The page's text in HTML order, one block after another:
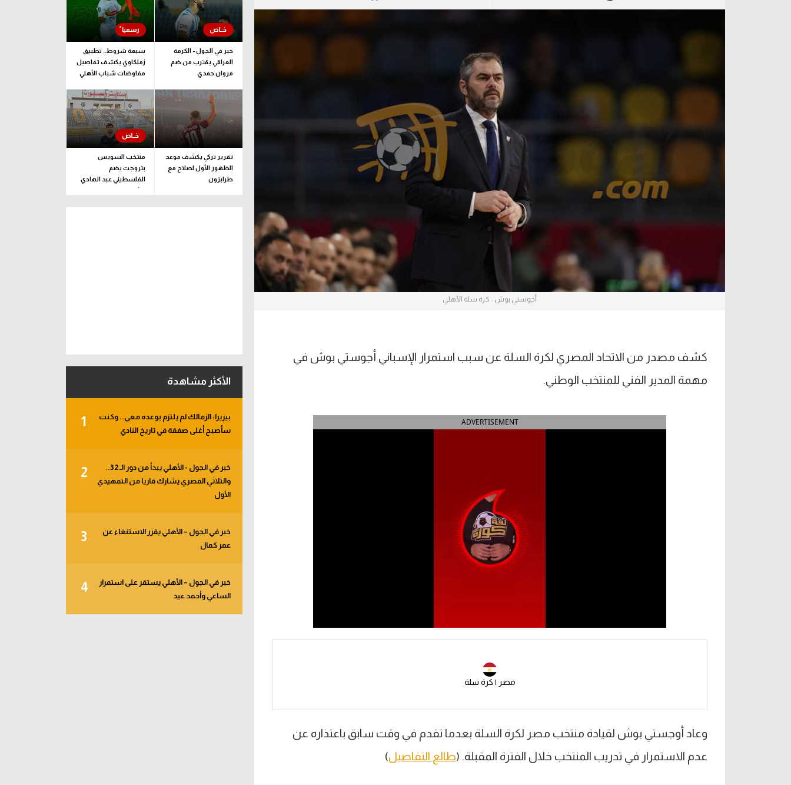
دوري أبطال إفريقيا
آسيا
أجوستي بوش - كرة سلة الأهلي
كشف مصدر من الاتحاد المصري لكرة السلة عن سبب استمرار الإسباني أجوستي بوش في
مهمة المدير الفني للمنتخب الوطني.
ADVERTISEMENT
مصر | كرة سلة
وعاد أوجستي بوش لقيادة منتخب مصر لكرة السلة بعدما تقدم في وقت سابق باعتذاره عن
عدم الاستمرار في تدريب المنتخب خلال الفترة المقبلة. (طالع التفاصيل)
خبر في الجول - الكرمة
العراقي يقترب من ضم
مروان حمدي
سبعة شروط.. تطبيق
زملكاوي يكشف تفاصيل
مفاوضات شباب الأهلي
تقرير تركي يكشف موعد
الظهور الأول لصلاح مع
طرابزون
منتخب السويس
بتروجت يضم
الفلسطيني عبد الهادي
راشد
الأكثر مشاهدة
1
بيزيرا: الزمالك لم يلتزم بوعده معي.. وكنت
سأصبح أغلى صفقة في تاريخ النادي
2
خبر في الجول - الأهلي يبدأ من دور الـ 32..
والثلاثي المصري يشارك قاريا من التمهيدي
الأول
3
خبر في الجول – الأهلي يقرر الاستنغاء عن
عمر كمال
4
خبر في الجول – الأهلي يستقر على استمرار
الساعي وأحمد عيد